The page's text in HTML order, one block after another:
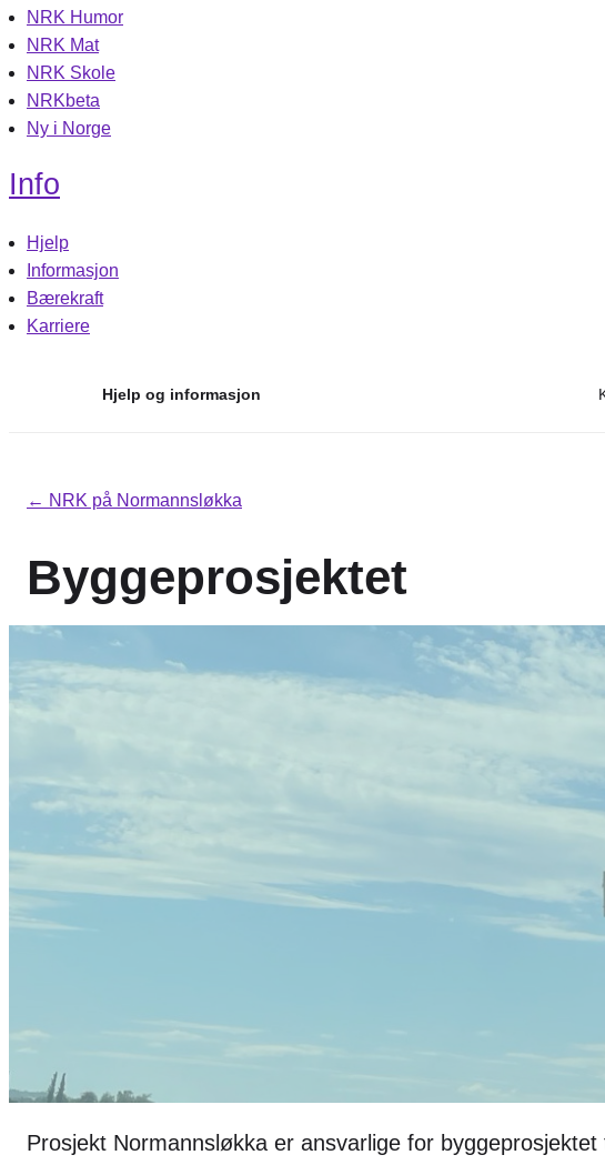
NRK Humor
NRK Mat
NRK Skole
NRKbeta
Ny i Norge
Info
Hjelp
Informasjon
Bærekraft
Karriere
Hjelp og informasjon
innhold
← NRK på Normannsløkka
Byggeprosjektet
Prosjekt Normannsløkka er ansvarlige for